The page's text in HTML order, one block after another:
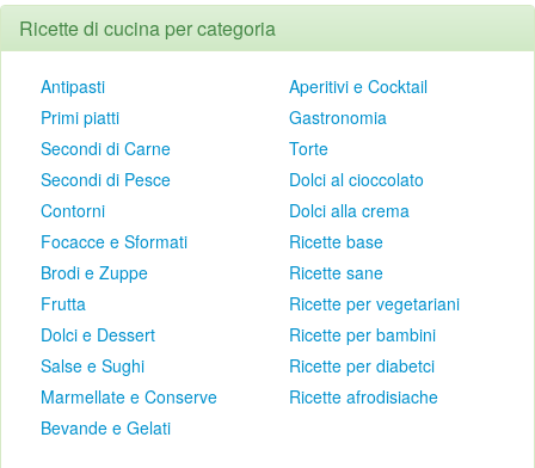
Ricette di cucina per categoria
Antipasti
Primi piatti
Secondi di Carne
Secondi di Pesce
Contorni
Focacce e Sformati
Brodi e Zuppe
Frutta
Dolci e Dessert
Salse e Sughi
Marmellate e Conserve
Bevande e Gelati
Aperitivi e Cocktail
Gastronomia
Torte
Dolci al cioccolato
Dolci alla crema
Ricette base
Ricette sane
Ricette per vegetariani
Ricette per bambini
Ricette per diabetci
Ricette afrodisiache